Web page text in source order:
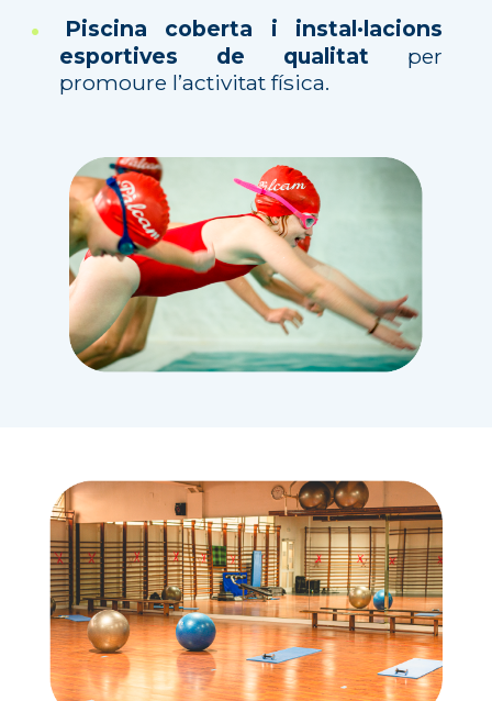
Piscina coberta i instal·lacions
esportives de qualitat per
promoure l’activitat física.